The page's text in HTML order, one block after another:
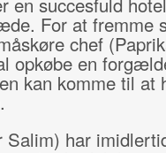
For at fremme
chef
opkøbe en
kan komme til at
Salim) har